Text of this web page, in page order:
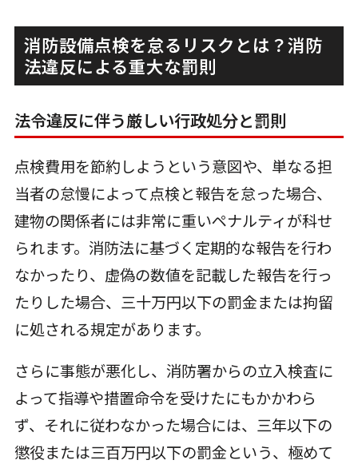
消防設備点検を怠るリスクとは？消防
法違反による重大な罰則
法令違反に伴う厳しい行政処分と罰則
点検費用を節約しようという意図や、単なる担
当者の怠慢によって点検と報告を怠った場合、
建物の関係者には非常に重いペナルティが科せ
られます。消防法に基づく定期的な報告を行わ
なかったり、虚偽の数値を記載した報告を行っ
たりした場合、三十万円以下の罰金または拘留
に処される規定があります。
さらに事態が悪化し、消防署からの立入検査に
よって指導や措置命令を受けたにもかかわら
ず、それに従わなかった場合には、三年以下の
懲役または三百万円以下の罰金という、極めて